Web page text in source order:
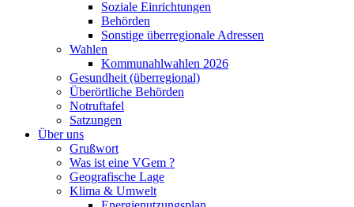
Soziale Einrichtungen
Behörden
Sonstige überregionale Adressen
Wahlen
Kommunahlwahlen 2026
Gesundheit (überregional)
Überörtliche Behörden
Notruftafel
Satzungen
Über uns
Grußwort
Was ist eine VGem ?
Geografische Lage
Klima & Umwelt